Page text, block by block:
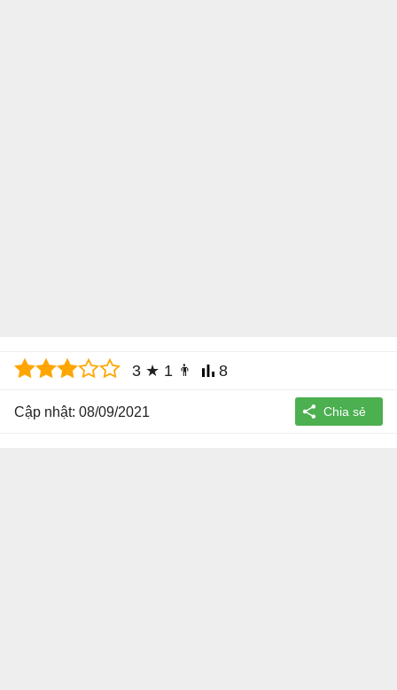
3 ★ 1 👨 8
Cập nhật: 08/09/2021